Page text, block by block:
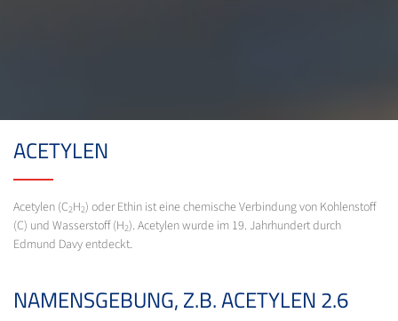
ACETYLEN
Acetylen (C2H2) oder Ethin ist eine chemische Verbindung von Kohlenstoff
(C) und Wasserstoff (H2). Acetylen wurde im 19. Jahrhundert durch
Edmund Davy entdeckt.
NAMENSGEBUNG, Z.B. ACETYLEN 2.6